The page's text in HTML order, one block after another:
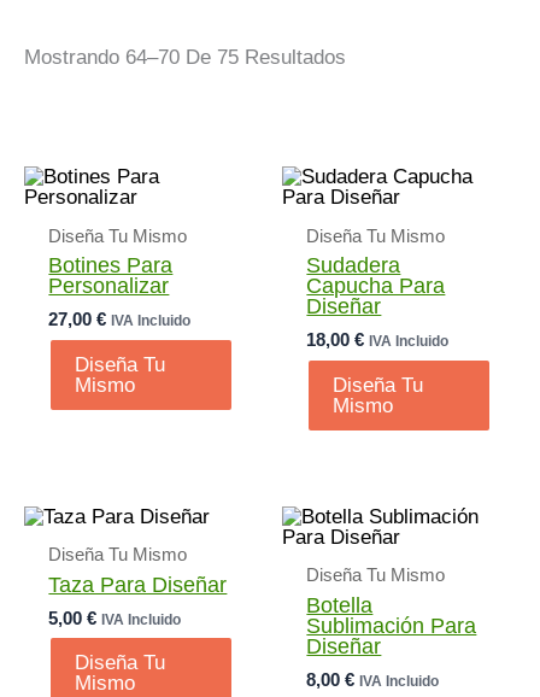
Mostrando 64–70 De 75 Resultados
Diseña Tu Mismo
Botines Para
Personalizar
27,00€ IVA Incluido
Diseña Tu
Mismo
Diseña Tu Mismo
Sudadera
Capucha Para
Diseñar
18,00€ IVA Incluido
Diseña Tu
Mismo
Diseña Tu Mismo
Taza Para Diseñar
5,00€ IVA Incluido
Diseña Tu
Mismo
Diseña Tu Mismo
Botella
Sublimación Para
Diseñar
8,00€ IVA Incluido